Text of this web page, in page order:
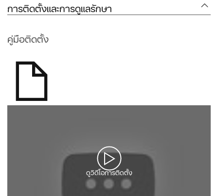
การติดตั้งและการดูแลรักษา
คู่มือติดตั้ง
ดูวิดีโอการติดตั้ง